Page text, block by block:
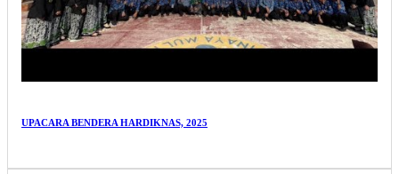
UPACARA BENDERA HARDIKNAS, 2025